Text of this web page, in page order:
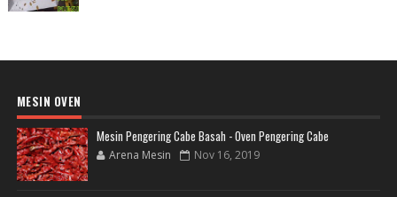
MESIN OVEN
Mesin Pengering Cabe Basah - Oven Pengering Cabe
Arena Mesin Nov 16, 2019